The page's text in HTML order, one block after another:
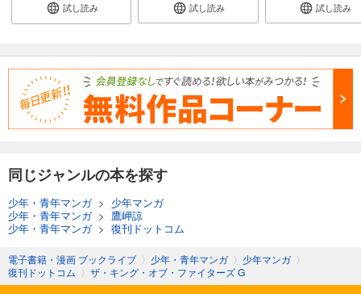
試し読み 試し読み 試し読み
同じジャンルの本を探す
少年・青年マンガ> 少年マンガ
少年・青年マンガ> 鷹岬諒
少年・青年マンガ> 復刊ドットコム
電子書籍・漫画 ブックライブ 〉 少年・青年マンガ 〉 少年マンガ 〉
復刊ドットコム 〉 ザ・キング・オブ・ファイターズ G